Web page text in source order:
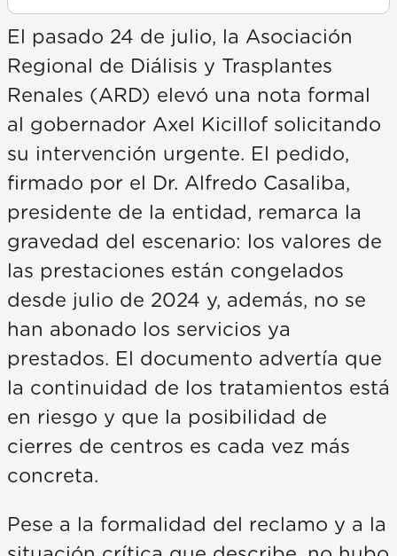
El pasado 24 de julio, la Asociación
Regional de Diálisis y Trasplantes
Renales (ARD) elevó una nota formal
al gobernador Axel Kicillof solicitando
su intervención urgente. El pedido,
firmado por el Dr. Alfredo Casaliba,
presidente de la entidad, remarca la
gravedad del escenario: los valores de
las prestaciones están congelados
desde julio de 2024 y, además, no se
han abonado los servicios ya
prestados. El documento advertía que
la continuidad de los tratamientos está
en riesgo y que la posibilidad de
cierres de centros es cada vez más
concreta.
Pese a la formalidad del reclamo y a la